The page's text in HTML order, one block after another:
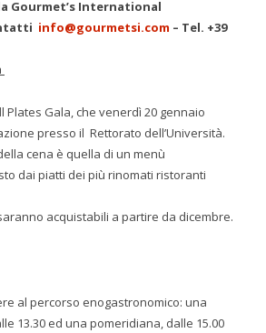
Gourmet’s International
info@gourmetsi.com – Tel. +39
Plates Gala, che venerdì 20 gennaio
presso il Rettorato dell’Università.
cena è quella di un menù
dai piatti dei più rinomati ristoranti
acquistabili a partire da dicembre.
al percorso enogastronomico: una
13.30 ed una pomeridiana, dalle 15.00